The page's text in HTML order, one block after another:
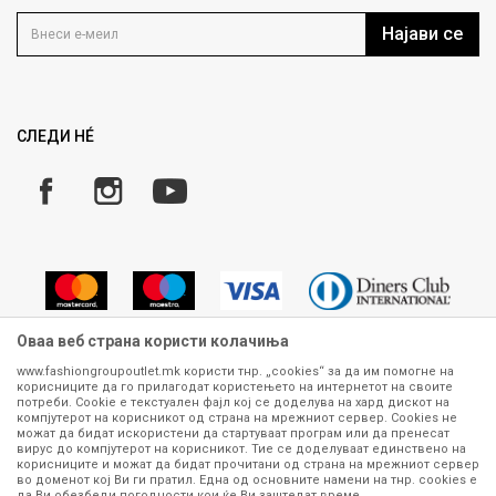
Кариера
Како да купите
Замена и рефундација на производи
Плаќање
Најави се
СЛЕДИ НÉ
Сите информации околу производите кои се изложени на нашата
онлајн продавница се стремиме да бидат конкретни, точни и прецизни,
меѓутоа не можеме да гарантираме дека се без ниту една грешка или
пак дека сите производи во моментот се достапни на залиха.
Фотографиите се најверодостојниот приказ на производот. Доколку
дојде до потреба за замена на производ или рефундација, процедурата
Оваа веб страна користи колачиња
www.fashiongroupoutlet.mk користи тнр. „cookies“ за да им помогне на
корисниците да го прилагодат користењето на интернетот на своите
потреби. Cookie е текстуален фајл кој се доделува на хард дискот на
компјутерот на корисникот од страна на мрежниот сервер. Cookies не
можат да бидат искористени да стартуваат програм или да пренесат
вирус до компјутерот на корисникот. Тие се доделуваат единствено на
корисниците и можат да бидат прочитани од страна на мрежниот сервер
во доменот кој Ви ги пратил. Една од основните намени на тнр. сookies е